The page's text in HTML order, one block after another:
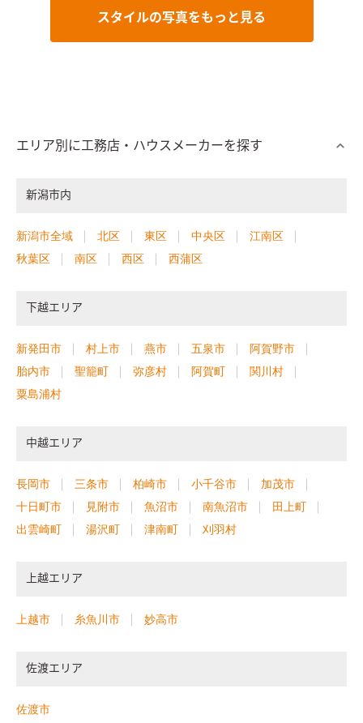
スタイルの写真をもっと見る
エリア別に工務店・ハウスメーカーを探す
新潟市内
新潟市全域 北区 東区 中央区
江南区
秋葉区
南区 西区 西蒲区
下越エリア
新発田市 村上市 燕市 五泉市
阿賀野市
胎内市
聖籠町 弥彦村 阿賀町
関川村
粟島浦村
中越エリア
長岡市 三条市 柏崎市 小千谷市
加茂市
十日町市
見附市 魚沼市 南魚沼市
田上町
出雲崎町
湯沢町 津南町 刈羽村
上越エリア
上越市 糸魚川市 妙高市
佐渡エリア
佐渡市